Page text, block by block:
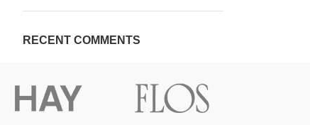
RECENT COMMENTS